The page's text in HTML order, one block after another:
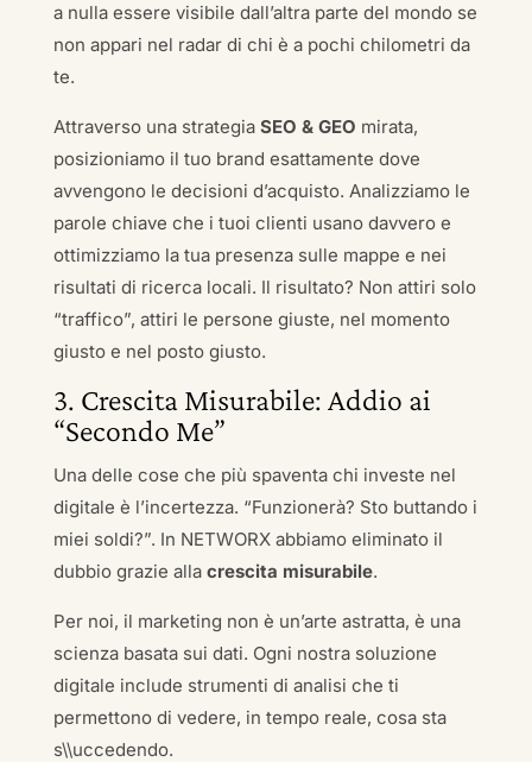
a nulla essere visibile dall’altra parte del mondo se
non appari nel radar di chi è a pochi chilometri da
te.
Attraverso una strategia SEO & GEO mirata,
posizioniamo il tuo brand esattamente dove
avvengono le decisioni d’acquisto. Analizziamo le
parole chiave che i tuoi clienti usano davvero e
ottimizziamo la tua presenza sulle mappe e nei
risultati di ricerca locali. Il risultato? Non attiri solo
“traffico”, attiri le persone giuste, nel momento
giusto e nel posto giusto.
3. Crescita Misurabile: Addio ai
“Secondo Me”
Una delle cose che più spaventa chi investe nel
digitale è l’incertezza. “Funzionerà? Sto buttando i
miei soldi?”. In NETWORX abbiamo eliminato il
dubbio grazie alla crescita misurabile.
Per noi, il marketing non è un’arte astratta, è una
scienza basata sui dati. Ogni nostra soluzione
digitale include strumenti di analisi che ti
permettono di vedere, in tempo reale, cosa sta
s\\uccedendo.